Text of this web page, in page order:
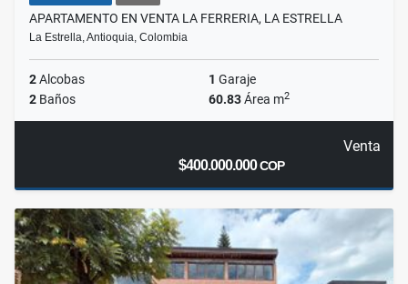
APARTAMENTO EN VENTA LA FERRERIA, LA ESTRELLA
La Estrella, Antioquia, Colombia
2Alcobas 1 Garaje
2 Baños 60.83Área m2
Venta
$400.000.000COP